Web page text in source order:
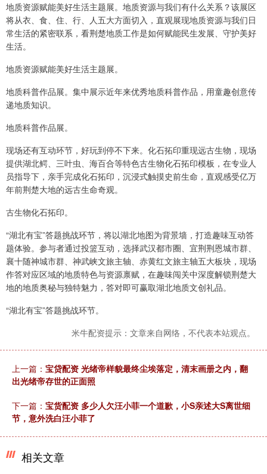
地质资源赋能美好生活主题展。地质资源与我们有什么关系？该展区
将从衣、食、住、行、人五大方面切入，直观展现地质资源与我们日
常生活的紧密联系，看荆楚地质工作是如何赋能民生发展、守护美好
生活。
地质资源赋能美好生活主题展。
地质科普作品展。集中展示近年来优秀地质科普作品，用童趣创意传
递地质知识。
地质科普作品展。
现场还有互动环节，好玩到停不下来。化石拓印重现远古生物，现场
提供湖北鳄、三叶虫、海百合等特色古生物化石拓印模板，在专业人
员指导下，亲手完成化石拓印，沉浸式触摸史前生命，直观感受亿万
年前荆楚大地的远古生命奇观。
古生物化石拓印。
“湖北有宝”答题挑战环节，将以湖北地图为背景墙，打造趣味互动答
题体验。参与者通过投篮互动，选择武汉都市圈、宜荆荆恩城市群、
襄十随神城市群、神武峡文旅主轴、赤黄红文旅主轴五大板块，现场
作答对应区域的地质特色与资源禀赋，在趣味闯关中深度解锁荆楚大
地的地质奥秘与独特魅力，答对即可赢取湖北地质文创礼品。
“湖北有宝”答题挑战环节。
米牛配资提示：文章来自网络，不代表本站观点。
上一篇： 宝贷配资 光绪帝样貌最终尘埃落定，清末画册之内，翻
出光绪帝存世的正面照
下一篇： 宝货配资 多少人欠汪小菲一个道歉，小S亲述大S离世细
节，意外洗白汪小菲了
相关文章